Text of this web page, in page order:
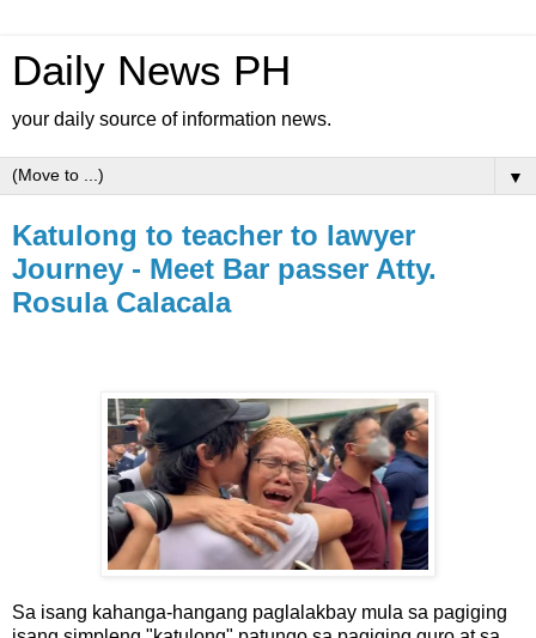
Daily News PH
your daily source of information news.
▼
Katulong to teacher to lawyer
Journey - Meet Bar passer Atty.
Rosula Calacala
Sa isang kahanga-hangang paglalakbay mula sa pagiging